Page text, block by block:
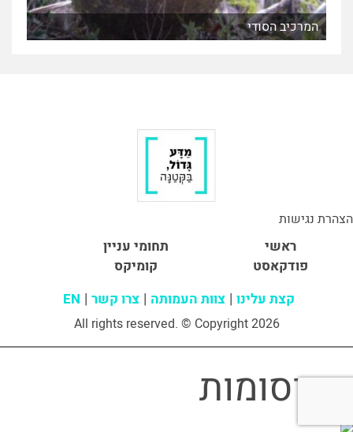
המרכיב הסודי
הצהרת נגישות
ראשי
תחומי עניין
פודקאסט
קומיקס
קצת עלינו צוות העמותה צרו קשר EN
All rights reserved. © Copyright 2026
פרסומות